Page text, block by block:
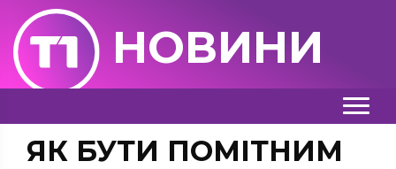
НОВИНИ
ЯК БУТИ ПОМІТНИМ